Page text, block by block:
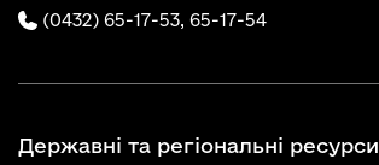
(0432) 65-17-53, 65-17-54
Державні та регіональні ресурси